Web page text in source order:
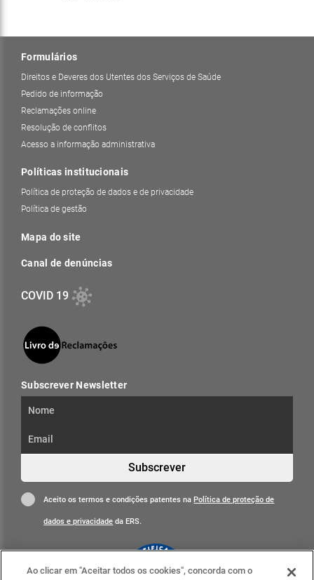
Formulários
Direitos e Deveres dos Utentes dos Serviços de Saúde
Pedido de informação
Reclamações online
Resolução de conflitos
Acesso a informação administrativa
Políticas institucionais
Política de proteção de dados e de privacidade
Política de gestão
Mapa do site
Canal de denúncias
COVID 19
Subscrever Newsletter
Subscrever
Aceito os termos e condições patentes naPolítica de proteção de
dados e privacidade da ERS.
Ao clicar em "Aceitar todos os cookies", concorda com o